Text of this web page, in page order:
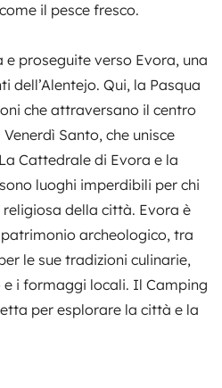
il pesce fresco.
proseguite verso Evora, una
dell’Alentejo. Qui, la Pasqua
che attraversano il centro
Santo, che unisce
Cattedrale di Evora e la
luoghi imperdibili per chi
della città. Evora è
archeologico, tra
le sue tradizioni culinarie,
e i formaggi locali. Il Camping
per esplorare la città e la